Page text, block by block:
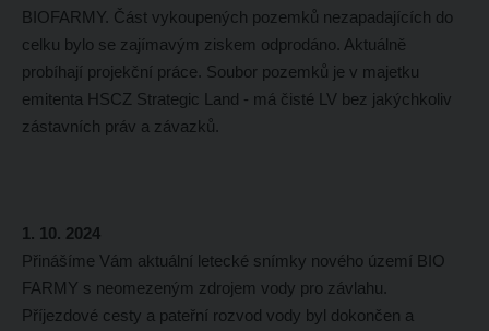
BIOFARMY. Část vykoupených pozemků nezapadajících do
celku bylo se zajímavým ziskem odprodáno. Aktuálně
probíhají projekční práce. Soubor pozemků je v majetku
emitenta HSCZ Strategic Land - má čisté LV bez jakýchkoliv
zástavních práv a závazků.
1. 10. 2024
Přinášíme Vám aktuální letecké snímky nového území BIO
FARMY s neomezeným zdrojem vody pro závlahu.
Příjezdové cesty a pateřní rozvod vody byl dokončen a